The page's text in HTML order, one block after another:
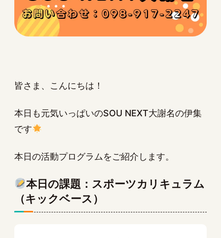
皆さま、こんにちは！
本日も元気いっぱいのSOU NEXT大謝名の伊集
です
本日の活動プログラムをご紹介します。
本日の課題：スポーツカリキュラム
（キックベース）